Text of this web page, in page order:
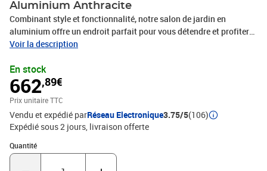
Aluminium Anthracite
Combinant style et fonctionnalité, notre salon de jardin en
aluminium offre un endroit parfait pour vous détendre et profiter
de vos loisirs dans le plus grand confort. L'ensemble de canapé
combiner ses sections modulaires dans différentes
configurations, selon vos préférences ! Fabriqué en aluminium,
l'ensemble de canapé est résistant aux intempéries, robuste mais
léger, et vous pouvez déplacer cet ensemble de salon dans votre
maison avec une grande facilité. Les coussins d'assise et de
dossier rembourrés épais inclus vous apportent un confort
d'assise ultime. L'ensemble de mobilier de jardin est facile à
assembler. Remarque : Nous vous recommandons de couvrir
Voir la description
En stock
662,89€
Prix unitaire TTC
Vendu et expédié parRéseau Electronique3.75/5(106)
Expédié sous 2 jours livraison offerte
Quantité
Quantité : 1